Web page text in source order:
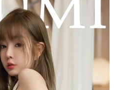
尹甜甜
10
狄丽娜[32P-740MB]
2022-10-12